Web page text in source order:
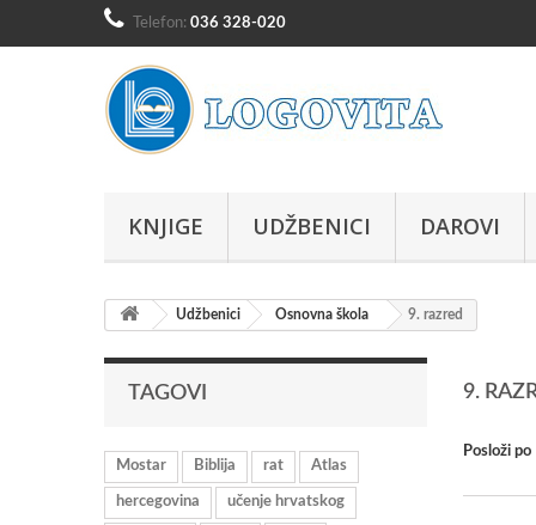
Telefon: 036 328-020
KNJIGE UDŽBENICI DAROVI
Udžbenici Osnovna škola 9. razred
TAGOVI
Mostar Biblija rat Atlas
hercegovina učenje hrvatskog
9.
Posloži po